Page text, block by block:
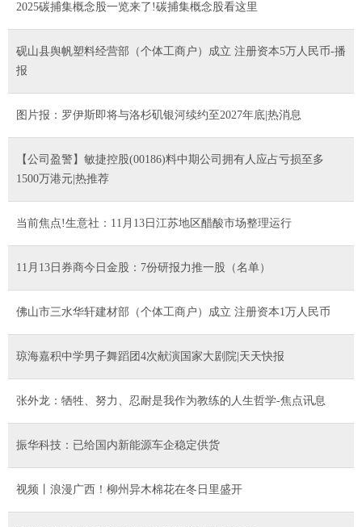
2025碳捕集概念股一览来了!碳捕集概念股看这里
砚山县舆帆塑料经营部（个体工商户）成立 注册资本5万人民币-播
报
图片报：罗伊斯即将与洛杉矶银河续约至2027年底|热消息
【公司盈警】敏捷控股(00186)料中期公司拥有人应占亏损至多
1500万港元|热推荐
当前焦点!生意社：11月13日江苏地区醋酸市场整理运行
11月13日券商今日金股：7份研报力推一股（名单）
佛山市三水华轩建材部（个体工商户）成立 注册资本1万人民币
琼海嘉积中学男子舞蹈团4次献演国家大剧院|天天快报
张外龙：牺牲、努力、忍耐是我作为教练的人生哲学-焦点讯息
振华科技：已给国内新能源车企稳定供货
视频丨浪漫广西！柳州异木棉花在冬日里盛开